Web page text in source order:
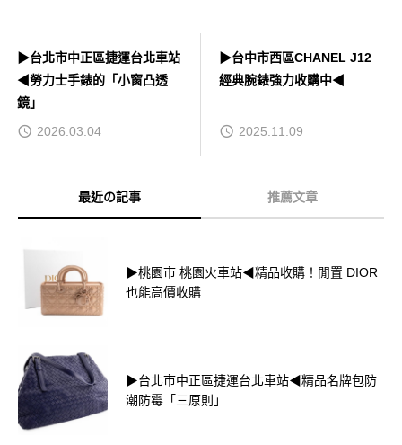
▶台北市中正區捷運台北車站
◀勞力士手錶的「小窗凸透
鏡」
2026.03.04
▶台中市西區CHANEL J12
經典腕錶強力收購中◀
2025.11.09
最近の記事 推薦文章
▶桃園市 桃園火車站◀精品收購！閒置 DIOR
也能高價收購
▶台北市中正區捷運台北車站◀精品名牌包防
潮防霉「三原則」